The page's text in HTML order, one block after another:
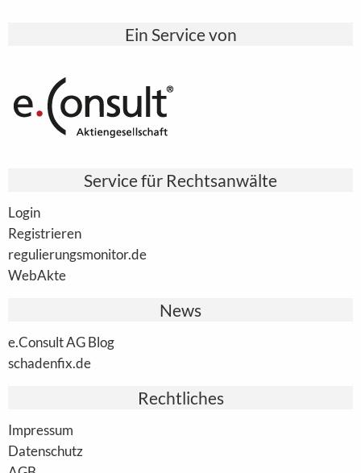
Ein Service von
Service für Rechtsanwälte
Login
Registrieren
regulierungsmonitor.de
WebAkte
News
e.Consult AG Blog
schadenfix.de
Rechtliches
Impressum
Datenschutz